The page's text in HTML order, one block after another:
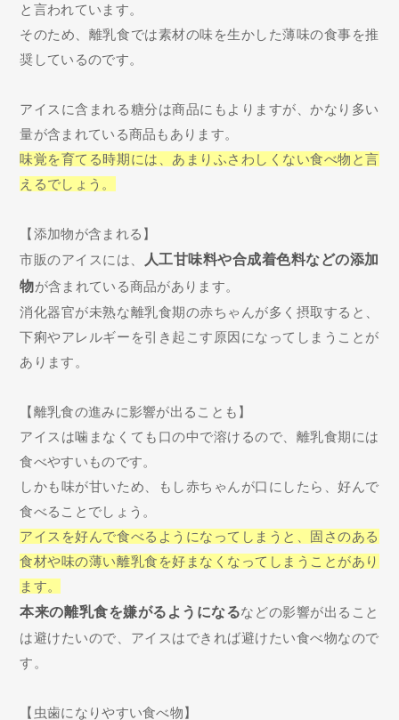
と言われています。
そのため、離乳食では素材の味を生かした薄味の食事を推
奨しているのです。
アイスに含まれる糖分は商品にもよりますが、かなり多い
量が含まれている商品もあります。
味覚を育てる時期には、あまりふさわしくない食べ物と言
えるでしょう。
【添加物が含まれる】
市販のアイスには、
人工甘味料や合成着色料などの添加
物が含まれている商品があります。
消化器官が未熟な離乳食期の赤ちゃんが多く摂取すると、
下痢やアレルギーを引き起こす原因になってしまうことが
あります。
【離乳食の進みに影響が出ることも】
アイスは噛まなくても口の中で溶けるので、離乳食期には
食べやすいものです。
しかも味が甘いため、もし赤ちゃんが口にしたら、好んで
食べることでしょう。
アイスを好んで食べるよう になってしまうと、固さのある
食材や味の薄い離乳食を好まなくなってしまうことがあり
ます。
本来の離乳食を嫌がるようになるなどの影響が出ること
は避けたいので、アイスはできれば避けたい食べ物なので
す。
【虫歯になりやすい食べ物】